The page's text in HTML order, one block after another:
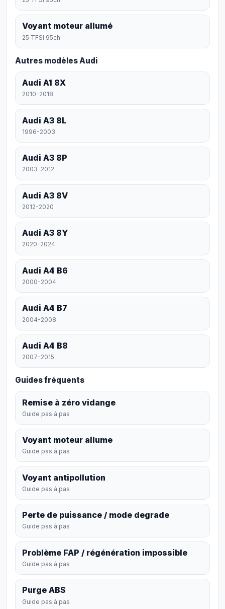
Voyant moteur allumé
25 TFSI 95ch
Autres modèles Audi
Audi A1 8X
2010-2018
Audi A3 8L
1996-2003
Audi A3 8P
2003-2012
Audi A3 8V
2012-2020
Audi A3 8Y
2020-2024
Audi A4 B6
2000-2004
Audi A4 B7
2004-2008
Audi A4 B8
2007-2015
Guides fréquents
Remise à zéro vidange
Guide pas à pas
Voyant moteur allume
Guide pas à pas
Voyant antipollution
Guide pas à pas
Perte de puissance / mode degrade
Guide pas à pas
Problème FAP / régénération impossible
Guide pas à pas
Purge ABS
Guide pas à pas